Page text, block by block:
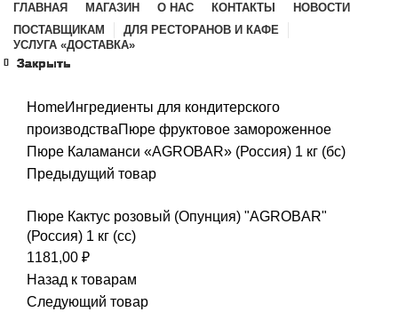
ГЛАВНАЯ МАГАЗИН О НАС КОНТАКТЫ
НОВОСТИ
ПОСТАВЩИКАМ
ДЛЯ РЕСТОРАНОВ И КАФЕ
УСЛУГА «ДОСТАВКА»
HomeИнгредиенты для кондитерского
производстваПюре фруктовое замороженное
Пюре Каламанси «AGROBAR» (Россия) 1 кг (бс)
Предыдущий товар
Пюре Кактус розовый (Опунция) "AGROBAR"
(Россия) 1 кг (сс)
1181,00 ₽
Назад к товарам
Следующий товар
Закрыть
Закрыть
Закрыть
Закрыть
Закрыть
Закрыть
Закрыть
Закрыть